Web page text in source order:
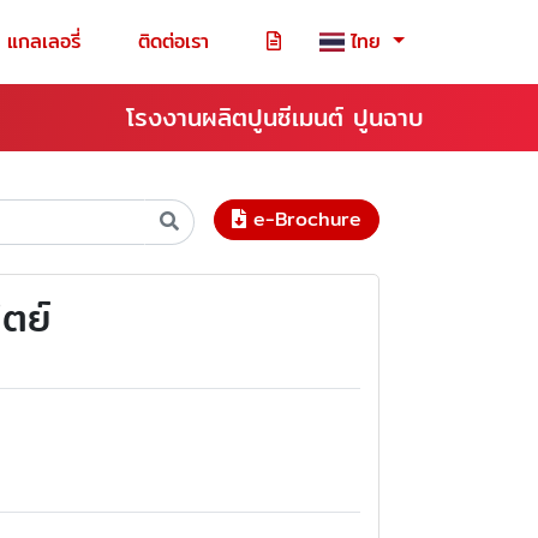
แกลเลอรี่ ติดต่อเรา ไทย
โรงงานผลิตปูนซีเมนต์ ปูนฉาบ
e-Brochure
ย์